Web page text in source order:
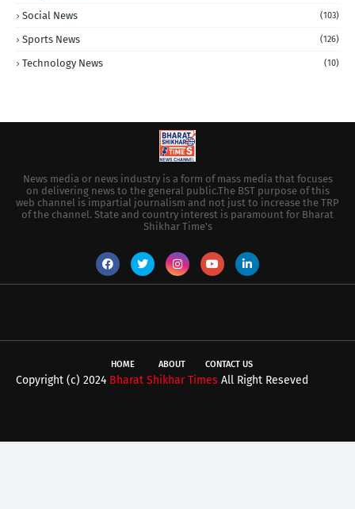
Social News (103)
Sports News (126)
Technology News (10)
News media or news industry is a form of mass media that focuses
on delivering news to the general public.The BST purpose of this
web channel is impartial journalism and not just to increase the TRP
of the channel. State and country interest is paramount for Bharat
Shikhar Time's
HOME ABOUT CONTACT US
Copyright (c) 2024 Bharat Shikhar Times All Right Reseved